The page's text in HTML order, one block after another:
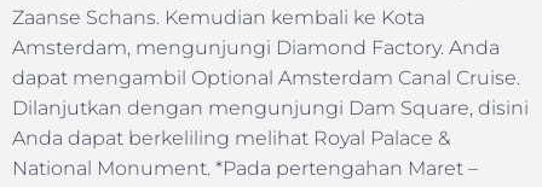
Zaanse Schans. Kemudian kembali ke Kota
Amsterdam, mengunjungi Diamond Factory. Anda
dapat mengambil Optional Amsterdam Canal Cruise.
Dilanjutkan dengan mengunjungi Dam Square, disini
Anda dapat berkeliling melihat Royal Palace &
National Monument. *Pada pertengahan Maret –